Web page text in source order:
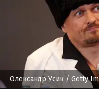
Олександр Усик / Getty